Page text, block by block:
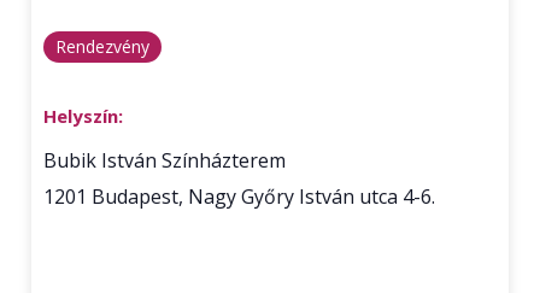
Rendezvény
Helyszín:
Bubik István Színházterem
1201 Budapest, Nagy Győry István utca 4-6.